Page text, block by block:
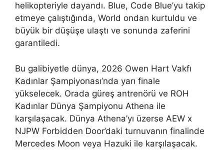
helikopteriyle dayandı. Blue, Code Blue’yu takip
etmeye çalıştığında, World ondan kurtuldu ve
büyük bir düşüşe ulaştı ve sonunda zaferini
garantiledi.
Bu galibiyetle dünya, 2026 Owen Hart Vakfı
Kadınlar Şampiyonası’nda yarı finale
yükselecek. Orada güreş antrenörü ve ROH
Kadınlar Dünya Şampiyonu Athena ile
karşılaşacak. Dünya Athena’yı üzerse AEW x
NJPW Forbidden Door’daki turnuvanın finalinde
Mercedes Moon veya Hazuki ile karşılaşacak.